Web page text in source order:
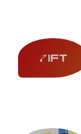
一部をご紹介しま
ブッ